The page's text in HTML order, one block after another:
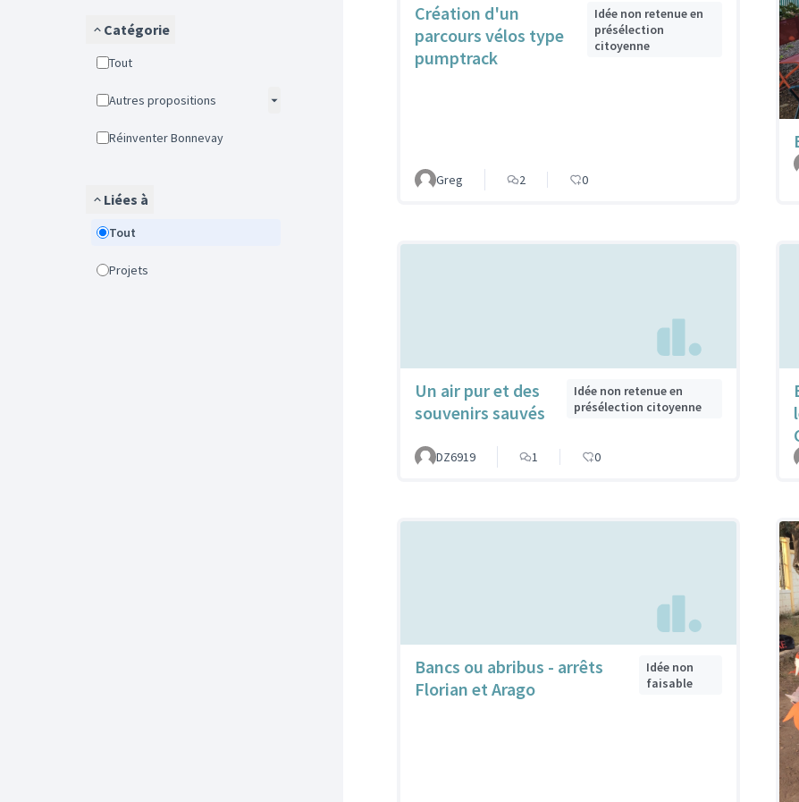
Catégorie
Tout
Autres propositions
Réinventer Bonnevay
Liées à
Tout
Projets
Création d'un
parcours vélos type
pumptrack
Idée non retenue en
présélection
citoyenne
Greg 2 0
Un air pur et des
souvenirs sauvés
Idée non retenue en
présélection citoyenne
DZ6919 1 0
Bancs ou abribus - arrêts
Florian et Arago
Idée non
faisable